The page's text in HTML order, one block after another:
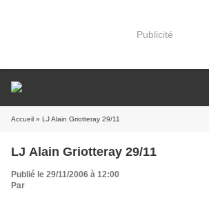
Publicité
Accueil » LJ Alain Griotteray 29/11
LJ Alain Griotteray 29/11
Publié le 29/11/2006 à 12:00
Par